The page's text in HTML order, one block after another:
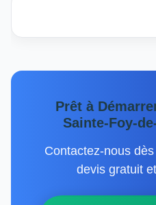
Prêt à
Sainte-Foy-
Contactez-nous
devis gratuit